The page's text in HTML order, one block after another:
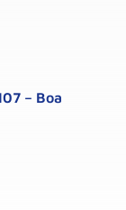
– Boa